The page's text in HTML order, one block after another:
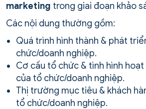
marketing trong giai đoạn khảo
Các nội dung thường gồm:
Quá trình hình thành & phát
chức/doanh nghiệp.
Cơ cấu tổ chức & tình hình
của tổ chức/doanh nghiệp.
Thị trường mục tiêu & khách
tổ chức/doanh nghiệp.